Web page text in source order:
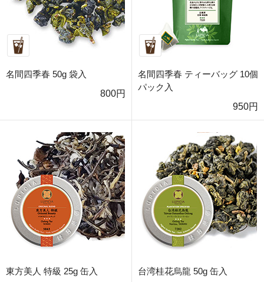
名間四季春 50g 袋入
800円
名間四季春 ティーバッグ 10個
パック入
950円
東方美人 特級 25g 缶入
台湾桂花烏龍 50g 缶入